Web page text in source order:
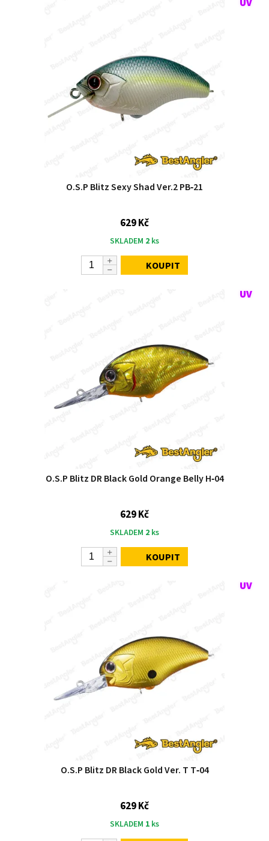
O.S.P Blitz Sexy Shad Ver.2 PB‑21
629 Kč
SKLADEM 2 ks
KOUPIT
O.S.P Blitz DR Black Gold Orange Belly H‑04
629 Kč
SKLADEM 2 ks
KOUPIT
O.S.P Blitz DR Black Gold Ver. T T‑04
629 Kč
SKLADEM 1 ks